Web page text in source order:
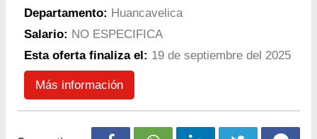
Departamento: Huancavelica
Salario: NO ESPECIFICA
Esta oferta finaliza el: 19 de septiembre del 2025
Más información